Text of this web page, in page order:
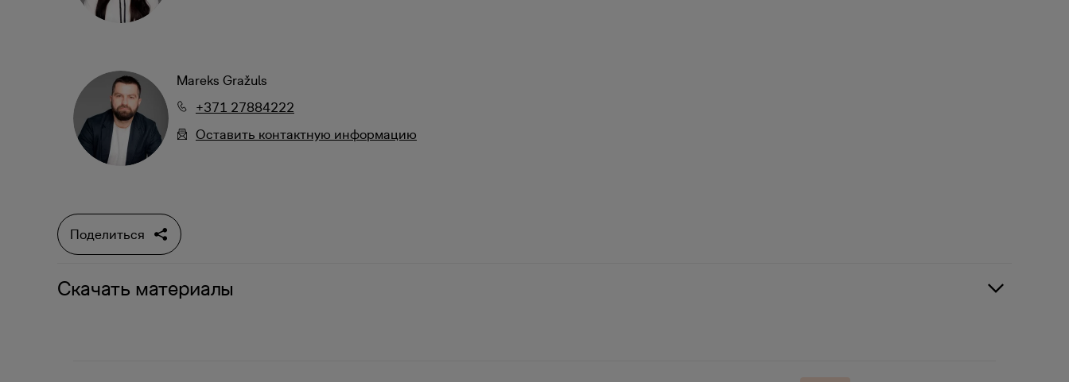
Mareks Gražuls
+371 27884222
Oставить контактную информацию
Поделиться
Скачать материалы